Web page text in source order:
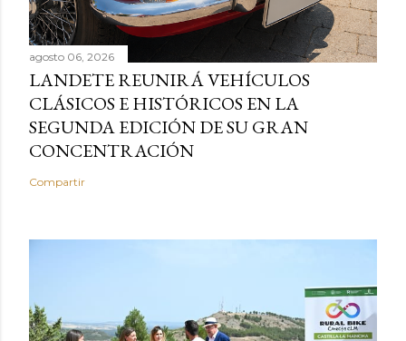
agosto 06, 2026
LANDETE REUNIRÁ VEHÍCULOS
CLÁSICOS E HISTÓRICOS EN LA
SEGUNDA EDICIÓN DE SU GRAN
CONCENTRACIÓN
Compartir